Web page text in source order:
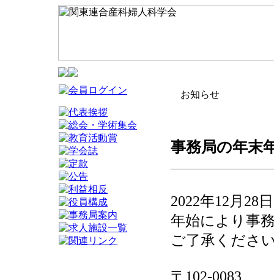
お知らせ
事務局の年末
2022年12月28
年始により事
ご了承くださ
〒102-0083